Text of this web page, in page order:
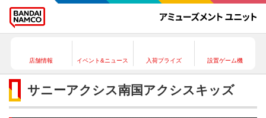
店舗情報 イベント&ニュース 入荷プライズ 設置ゲーム機
サニーアクシス南国アクシスキッズ